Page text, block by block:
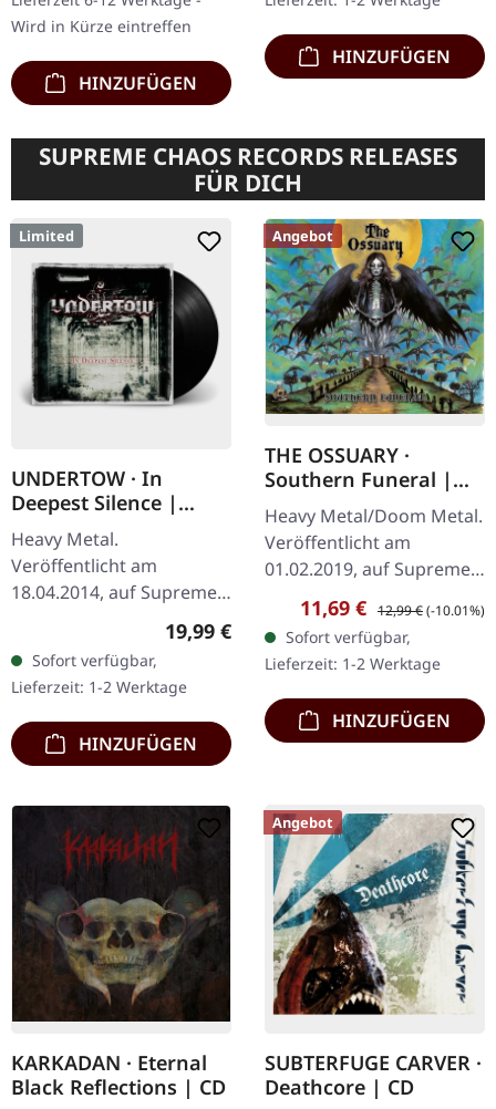
Insert.…
Wird in Kürze eintreffen
HINZUFÜGEN
eines der…
HINZUFÜGEN
SUPREME CHAOS RECORDS RELEASES
FÜR DICH
Limited
UNDERTOW · In
Deepest Silence |
BLACK LP
Heavy Metal.
Veröffentlicht am
18.04.2014, auf Supreme
Schwarzes Vinyl im
Gatefold-Cover. Limitiert
auf 200 Exemplare. · 180g
Vinyl…
Regulärer Preis:
19,99 €
Sofort verfügbar,
Lieferzeit: 1-2 Werktage
HINZUFÜGEN
Angebot
THE OSSUARY ·
Southern Funeral |
DIGIPAK CD
Heavy Metal/Doom Metal.
Veröffentlicht am
01.02.2019, auf Supreme
Chaos Records.
Erstauflage als CD im
DigiPak mit 12-seitigem
Booklet. Geht es dir…
Verkaufspreis:
11,69 € Regulärer Preis:
12,99 €(-10.01%)
Sofort verfügbar,
Lieferzeit: 1-2 Werktage
HINZUFÜGEN
KARKADAN · Eternal
Black Reflections | CD
Angebot
SUBTERFUGE CARVER ·
Deathcore | CD